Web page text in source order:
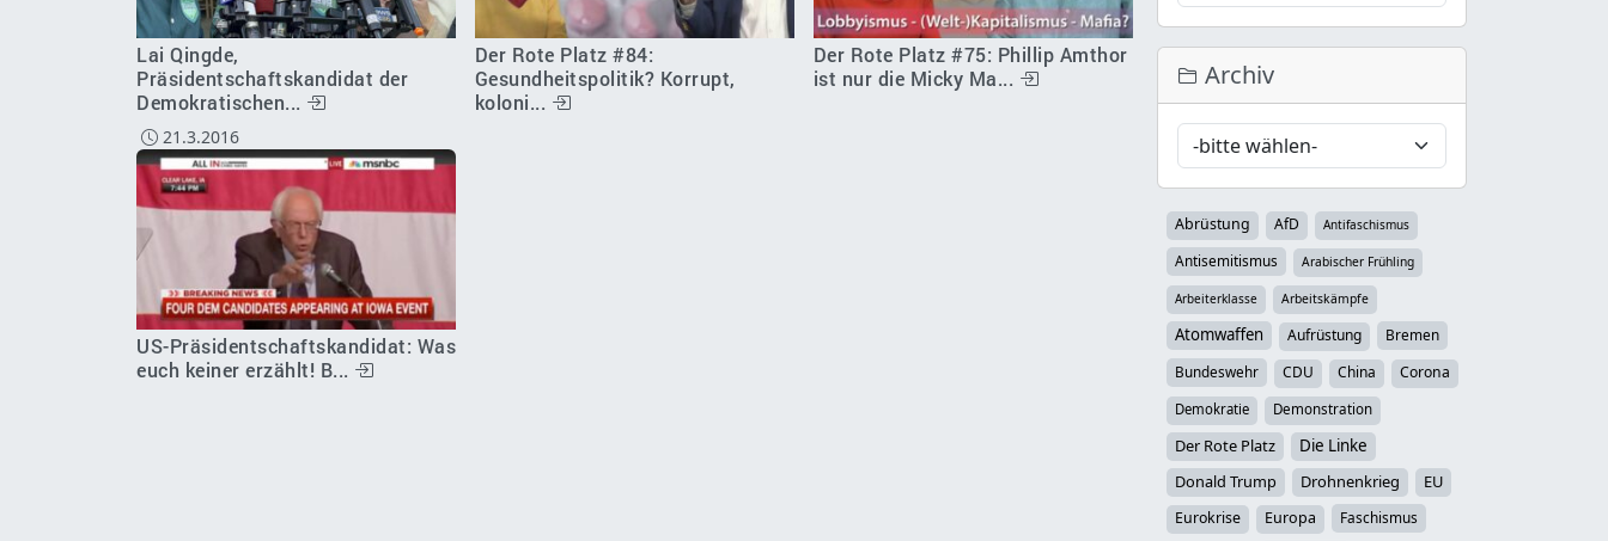
Lai Qingde,
Präsidentschaftskandidat der
Demokratischen...
Der Rote Platz #84:
Gesundheitspolitik? Korrupt,
koloni...
Der Rote Platz #75: Phillip Amthor
ist nur die Micky Ma...
21.3.2016
US-Präsidentschaftskandidat: Was
euch keiner erzählt! B...
Archiv
Abrüstung AfD Antifaschismus
Antisemitismus Arabischer Frühling
Arbeiterklasse Arbeitskämpfe
Atomwaffen Aufrüstung
Bremen
Bundeswehr
CDU China Corona
Demokratie Demonstration
Der Rote Platz
Die Linke
Donald Trump
Drohnenkrieg EU
Eurokrise Europa Faschismus